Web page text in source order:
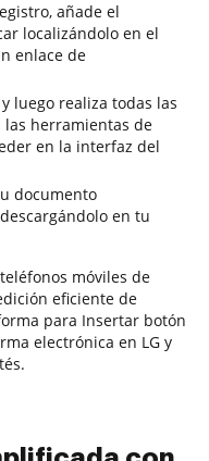
añade el
localizándolo en el
enlace de
luego realiza todas las
las herramientas de
en la interfaz del
documento
en tu
móviles de
eficiente de
para Insertar botón
electrónica en LG y